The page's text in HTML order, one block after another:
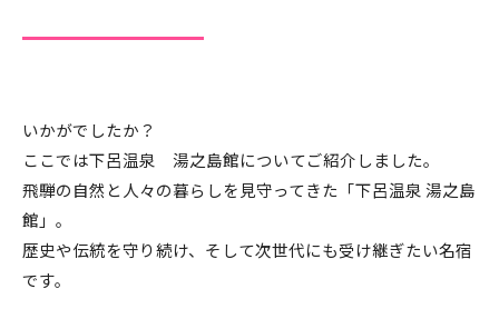
いかがでしたか？
ここでは下呂温泉 湯之島館についてご紹介しました。
飛騨の自然と人々の暮らしを見守ってきた「下呂温泉 湯之島
館」。
歴史や伝統を守り続け、そして次世代にも受け継ぎたい名宿
です。